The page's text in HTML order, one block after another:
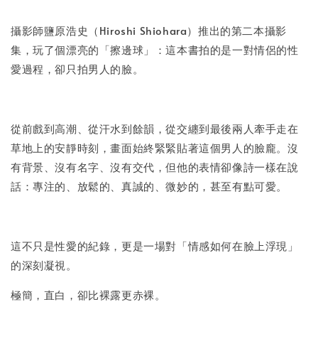
加入購物車
攝影師鹽原浩史（Hiroshi Shiohara）推出的第二本攝影
集，玩了個漂亮的「擦邊球」：這本書拍的是一對情侶的性
愛過程，卻只拍男人的臉。
從前戲到高潮、從汗水到餘韻，從交纏到最後兩人牽手走在
草地上的安靜時刻，畫面始終緊緊貼著這個男人的臉龐。沒
有背景、沒有名字、沒有交代，但他的表情卻像詩一樣在說
話：專注的、放鬆的、真誠的、微妙的，甚至有點可愛。
這不只是性愛的紀錄，更是一場對「情感如何在臉上浮現」
的深刻凝視。
極簡，直白，卻比裸露更赤裸。